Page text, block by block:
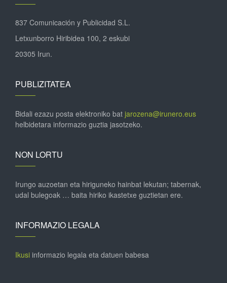
837 Comunicación y Publicidad S.L.
Letxunborro Hiribidea 100, 2 eskubi
20305 Irun.
PUBLIZITATEA
Bidali ezazu posta elektroniko bat jarozena@irunero.eus
helbidetara informazio guztia jasotzeko.
NON LORTU
Irungo auzoetan eta hiriguneko hainbat lekutan; tabernak,
udal bulegoak … baita hiriko ikastetxe guztietan ere.
INFORMAZIO LEGALA
Ikusi informazio legala eta datuen babesa